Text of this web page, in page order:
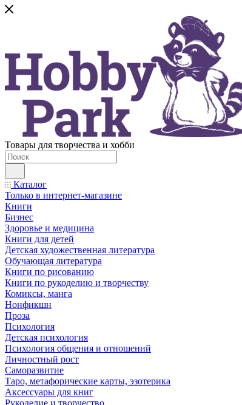
Товары для творчества и хобби
Каталог
Только в интернет-магазине
Книги
Бизнес
Здоровье и медицина
Книги для детей
Детская художественная литература
Обучающая литература
Книги по рисованию
Книги по рукоделию и творчеству
Комиксы, манга
Нонфикшн
Проза
Психология
Детская психология
Психология общения и отношений
Личностный рост
Саморазвитие
Таро, метафорические карты, эзотерика
Аксессуары для книг
Рукоделие и творчество